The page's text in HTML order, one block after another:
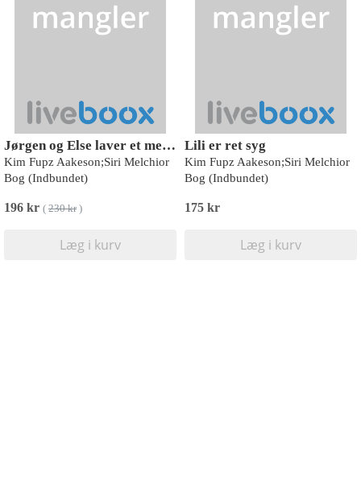
Jørgen og Else laver et menneskebarn eller to
Kim Fupz Aakeson;Siri Melchior
Bog (Indbundet)
196 kr ( 230 kr)
Læg i kurv
Lili er ret syg
Kim Fupz Aakeson;Siri Melchior
Bog (Indbundet)
175 kr
Læg i kurv